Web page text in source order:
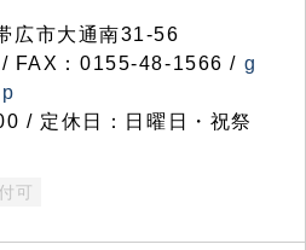
市大通南31-56
FAX：0155-48-1566 / g
/ 定休日：日曜日・祝祭
可